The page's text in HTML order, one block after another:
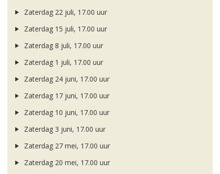
Zaterdag 22 juli, 17.00 uur
Zaterdag 15 juli, 17.00 uur
Zaterdag 8 juli, 17.00 uur
Zaterdag 1 juli, 17.00 uur
Zaterdag 24 juni, 17.00 uur
Zaterdag 17 juni, 17.00 uur
Zaterdag 10 juni, 17.00 uur
Zaterdag 3 juni, 17.00 uur
Zaterdag 27 mei, 17.00 uur
Zaterdag 20 mei, 17.00 uur